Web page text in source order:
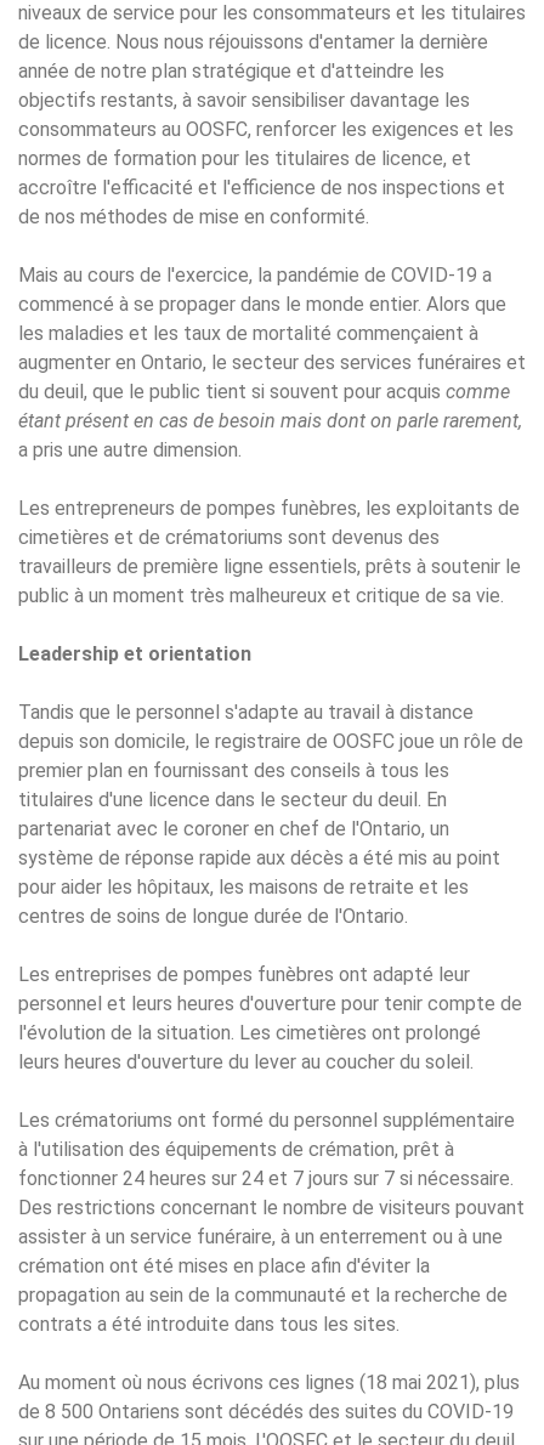
niveaux de service pour les consommateurs et les titulaires
de licence. Nous nous réjouissons d'entamer la dernière
année de notre plan stratégique et d'atteindre les
objectifs restants, à savoir sensibiliser davantage les
consommateurs au OOSFC, renforcer les exigences et les
normes de formation pour les titulaires de licence, et
accroître l'efficacité et l'efficience de nos inspections et
de nos méthodes de mise en conformité.
Mais au cours de l'exercice, la pandémie de COVID-19 a
commencé à se propager dans le monde entier. Alors que
les maladies et les taux de mortalité commençaient à
augmenter en Ontario, le secteur des services funéraires et
du deuil, que le public tient si souvent pour acquis comme
étant présent en cas de besoin mais dont on parle rarement,
a pris une autre dimension.
Les entrepreneurs de pompes funèbres, les exploitants de
cimetières et de crématoriums sont devenus des
travailleurs de première ligne essentiels, prêts à soutenir le
public à un moment très malheureux et critique de sa vie.
Leadership et orientation
Tandis que le personnel s'adapte au travail à distance
depuis son domicile, le registraire de OOSFC joue un rôle de
premier plan en fournissant des conseils à tous les
titulaires d'une licence dans le secteur du deuil. En
partenariat avec le coroner en chef de l'Ontario, un
système de réponse rapide aux décès a été mis au point
pour aider les hôpitaux, les maisons de retraite et les
centres de soins de longue durée de l'Ontario.
Les entreprises de pompes funèbres ont adapté leur
personnel et leurs heures d'ouverture pour tenir compte de
l'évolution de la situation. Les cimetières ont prolongé
leurs heures d'ouverture du lever au coucher du soleil.
Les crématoriums ont formé du personnel supplémentaire
à l'utilisation des équipements de crémation, prêt à
fonctionner 24 heures sur 24 et 7 jours sur 7 si nécessaire.
Des restrictions concernant le nombre de visiteurs pouvant
assister à un service funéraire, à un enterrement ou à une
crémation ont été mises en place afin d'éviter la
propagation au sein de la communauté et la recherche de
contrats a été introduite dans tous les sites.
Au moment où nous écrivons ces lignes (18 mai 2021), plus
de 8 500 Ontariens sont décédés des suites du COVID-19